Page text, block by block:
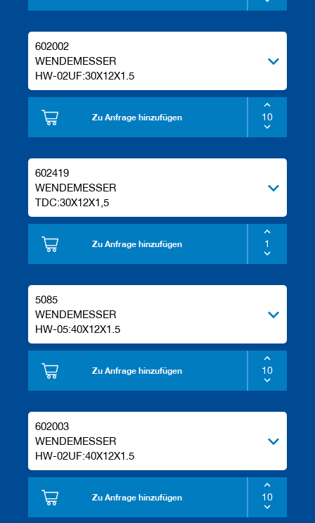
602002
WENDEMESSER
HW-02UF:30X12X1.5
Zu Anfrage hinzufügen
602419
WENDEMESSER
TDC:30X12X1,5
Zu Anfrage hinzufügen
5085
WENDEMESSER
HW-05:40X12X1.5
Zu Anfrage hinzufügen
602003
WENDEMESSER
HW-02UF:40X12X1.5
Zu Anfrage hinzufügen